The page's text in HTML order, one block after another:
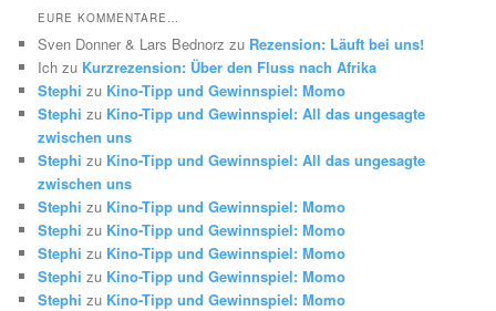
Vergangenheit
EURE KOMMENTARE…
Sven Donner & Lars Bednorz zu Rezension: Läuft bei uns!
Ich zu Kurzrezension: Über den Fluss nach Afrika
Stephi zu Kino-Tipp und Gewinnspiel: Momo
Stephi zu Kino-Tipp und Gewinnspiel: All das ungesagte
zwischen uns
Stephi zu Kino-Tipp und Gewinnspiel: All das ungesagte
zwischen uns
Stephi zu Kino-Tipp und Gewinnspiel: Momo
Stephi zu Kino-Tipp und Gewinnspiel: Momo
Stephi zu Kino-Tipp und Gewinnspiel: Momo
Stephi zu Kino-Tipp und Gewinnspiel: Momo
Stephi zu Kino-Tipp und Gewinnspiel: Momo